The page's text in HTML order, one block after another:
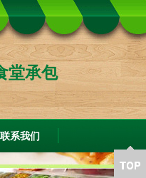
堂承包
联系我们